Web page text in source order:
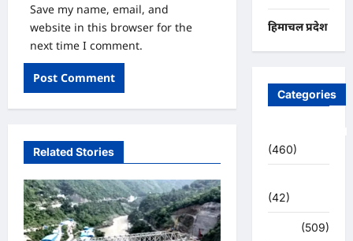
Save my name, email, and
website in this browser for the
next time I comment.
Related Stories
हिमाचल प्रदेश
Categories
(460)
(42)
(509)